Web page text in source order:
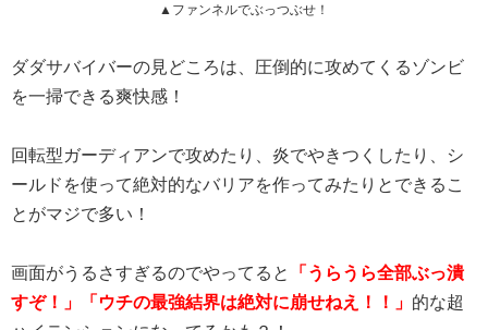
▲ファンネルでぶっつぶせ！
ダダサバイバーの見どころは、圧倒的に攻めてくるゾンビ
を一掃できる爽快感！
回転型ガーディアンで攻めたり、炎でやきつくしたり、シ
ールドを使って絶対的なバリアを作ってみたりとできるこ
とがマジで多い！
画面がうるさすぎるのでやってると
「うらうら全部ぶっ潰
すぞ！」「ウチの最強結界は絶対に崩せねえ！！」 的な超